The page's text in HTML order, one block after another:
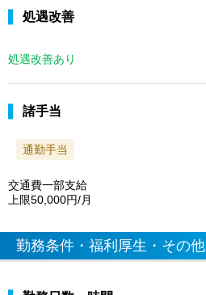
処遇改善
処遇改善あり
諸手当
通勤手当
交通費一部支給
上限50,000円/月
勤務条件・福利厚生・その他